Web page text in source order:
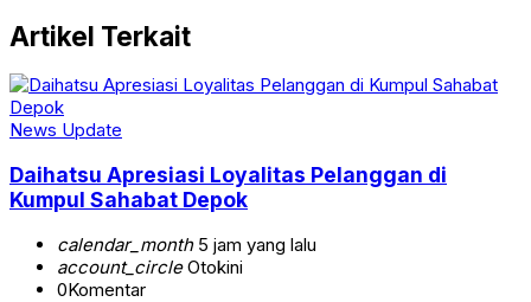
Artikel Terkait
News Update
Daihatsu Apresiasi Loyalitas Pelanggan di
Kumpul Sahabat Depok
calendar_month5 jam yang lalu
account_circleOtokini
0Komentar